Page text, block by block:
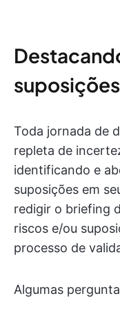
suposições
Toda jornada de
repleta de
identificando e
suposições em
redigir o briefing
riscos e/ou
processo de
Algumas